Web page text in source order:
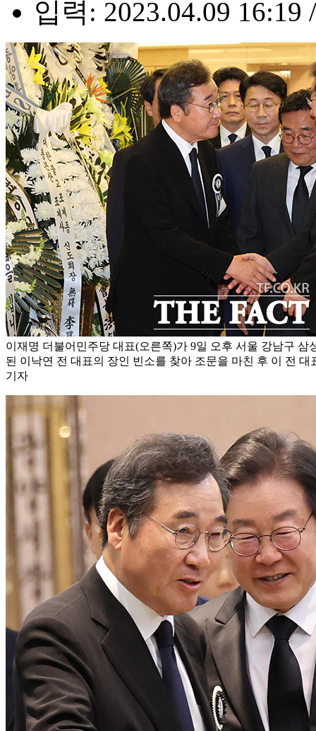
입력: 2023.04.09 16:19
이재명 더불어민주당 대표(오른쪽)가 9일 오후 서울 강남구 삼
된 이낙연 전 대표의 장인 빈소를 찾아 조문을 마친 후 이 전 대
기자